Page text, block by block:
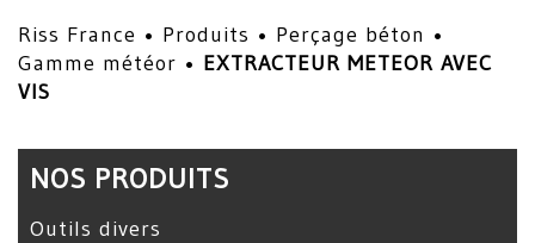
Riss France • Produits • Perçage béton •
Gamme météor • EXTRACTEUR METEOR AVEC
VIS
NOS PRODUITS
Outils divers